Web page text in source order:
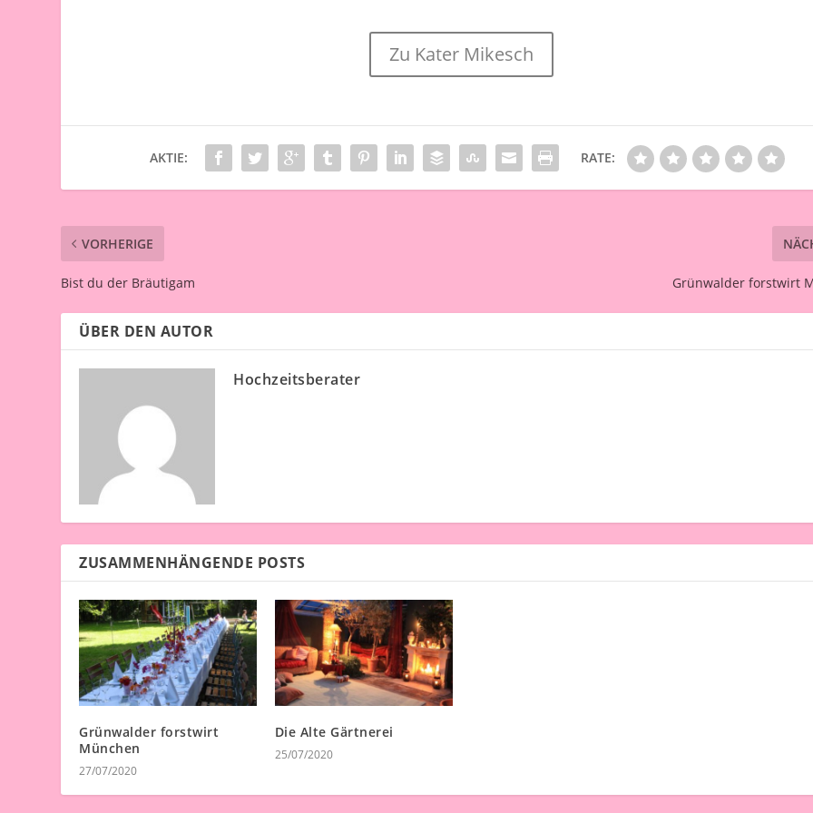
Zu Kater Mikesch
AKTIE: RATE:
VORHERIGE
Bist du der Bräutigam Grünwalder forstwirt
ÜBER DEN AUTOR
Hochzeitsberater
ZUSAMMENHÄNGENDE POSTS
Grünwalder forstwirt
München
27/07/2020
Die Alte Gärtnerei
25/07/2020